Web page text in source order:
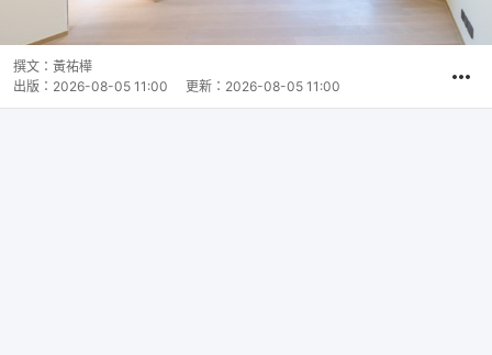
撰文： 黃祐樺
出版： 2026-08-05 11:00 更新： 2026-08-05 11:00